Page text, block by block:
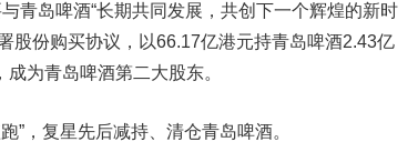
青岛啤酒“长期共同发展，共创下一个辉煌的新时
股份购买协议，以66.17亿港元持青岛啤酒2.43亿
为青岛啤酒第二大股东。
，复星先后减持、清仓青岛啤酒。